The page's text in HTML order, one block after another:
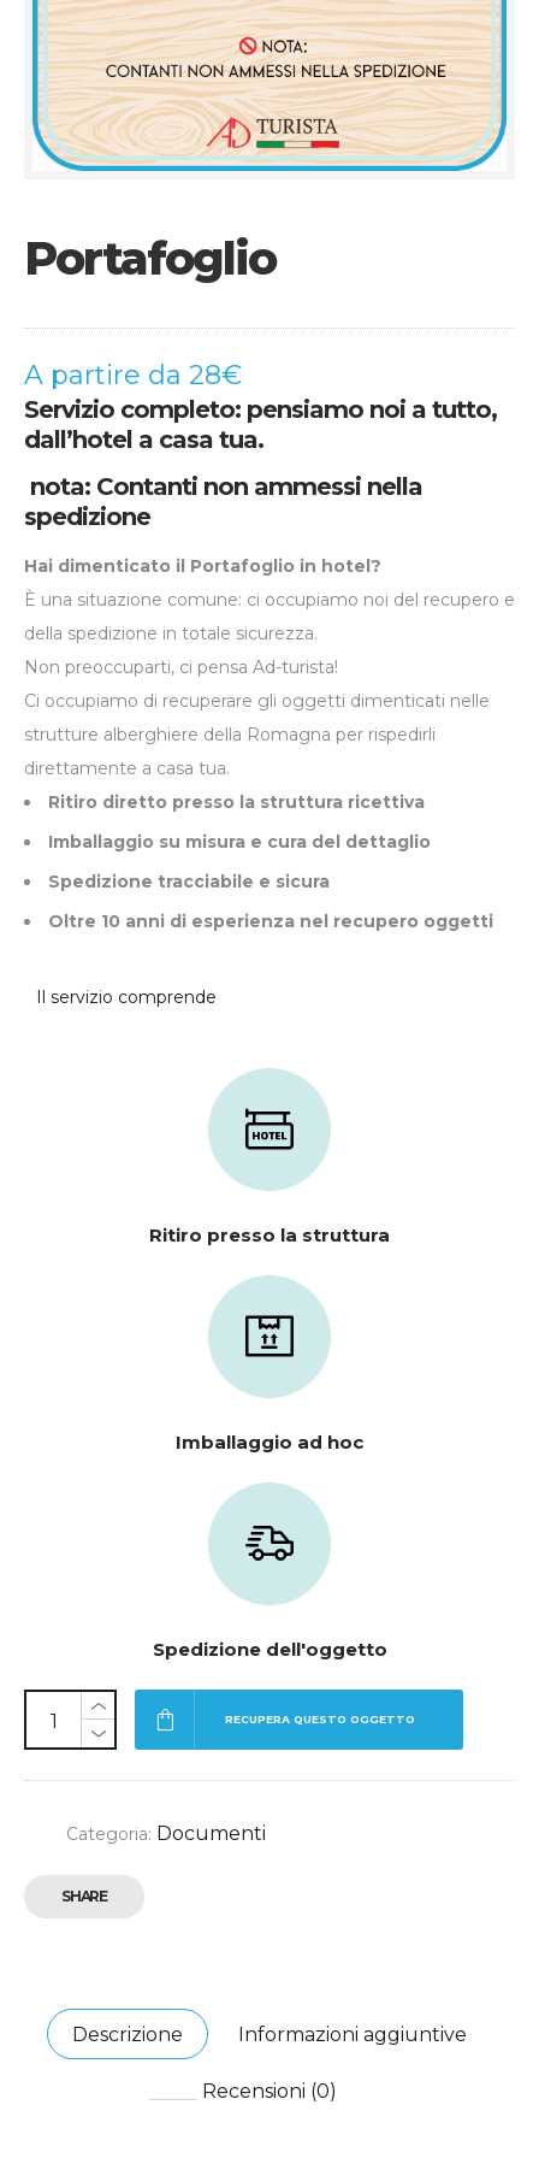
Portafoglio
A partire da 28€
Servizio completo: pensiamo noi a tutto,
dall’hotel a casa tua.
nota: Contanti non ammessi nella
spedizione
Hai dimenticato il Portafoglio in hotel?
È una situazione comune: ci occupiamo noi del recupero e
della spedizione in totale sicurezza.
Non preoccuparti, ci pensa Ad-turista!
Ci occupiamo di recuperare gli oggetti dimenticati nelle
strutture alberghiere della Romagna per rispedirli
direttamente a casa tua.
Ritiro diretto presso la struttura ricettiva
Imballaggio su misura e cura del dettaglio
Spedizione tracciabile e sicura
Oltre 10 anni di esperienza nel recupero oggetti
Il servizio comprende
Ritiro presso la struttura
Imballaggio ad hoc
Spedizione dell'oggetto
RECUPERA QUESTO OGGETTO
Categoria: Documenti
SHARE
Descrizione Informazioni aggiuntive
Recensioni (0)